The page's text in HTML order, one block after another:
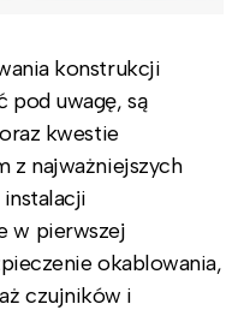
konstrukcji
pod uwagę, są
kwestie
z najważniejszych
w pierwszej
okablowania,
czujników i